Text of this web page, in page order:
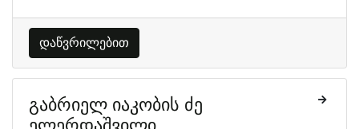
დაწვრილებით
გაბრიელ იაკობის ძე